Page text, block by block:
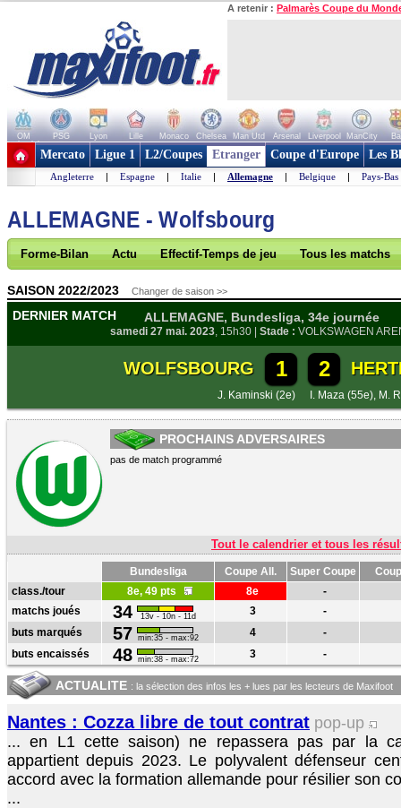
A retenir : Palmarès Coupe du
OM PSG Lyon Lille Monaco Chelsea Man Utd Arsenal Liverpool ManCity
+ de clubs
Mercato Ligue 1 L2/Coupes Etranger Coupe d'Europe Les
Angleterre | Espagne | Italie | Allemagne | Belgique | Pays-Bas
ALLEMAGNE - Wolfsbourg
Forme-Bilan Actu Effectif-Temps de jeu Tous les matchs
SAISON 2022/2023 Changer de saison >>
DERNIER MATCH ALLEMAGNE, Bundesliga, 34e journée
samedi 27 mai. 2023, 15h30 | Stade : VOLKSWAGEN
WOLFSBOURG 1 2
J. Kaminski (2e) I. Maza (55e), M.
PROCHAINS ADVERSAIRES
pas de match programmé
Tout le calendrier et tous les
Bundesliga Coupe All. Super Coupe
class./tour
8e, 49 pts 8e
-
matchs joués
34 13v - 10n - 11d 3
-
buts marqués
57 min:35 - max:92 4
-
buts encaissés
48 min:38 - max:72 3 -
ACTUALITE : la sélection des infos les + lues par les lecteurs de Maxifoot
Nantes : Cozza libre de tout contrat pop-up
... en L1 cette saison) ne repassera pas par la
appartient depuis 2023. Le polyvalent défenseur
accord avec la formation allemande pour résilier son
...